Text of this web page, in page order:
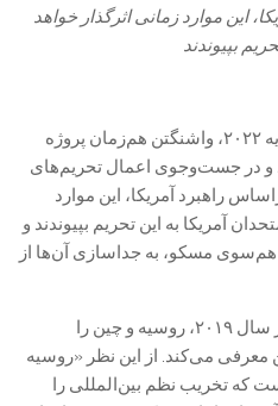
این موارد زمانی اثرگذار خواهد
بپیوندند
با شروع بحران اوکراین در ۲۴ فوریه ۲۰۲۲، واشنگتن هم‌زمان پروژه
و در جست‌وجوی اعمال تحریم‌های
راهبرد آمریکا، این موارد
آمریکا به این تحریم بپیوندند و
مسکو، به جداسازی آن‌ها از
اندیشکده رَند با انتشار مقاله‌ای در سال ۲۰۱۹، روسیه و چین را
می‌کند. از این نظر «روسیه
که تخریب نظم بین‌المللی را